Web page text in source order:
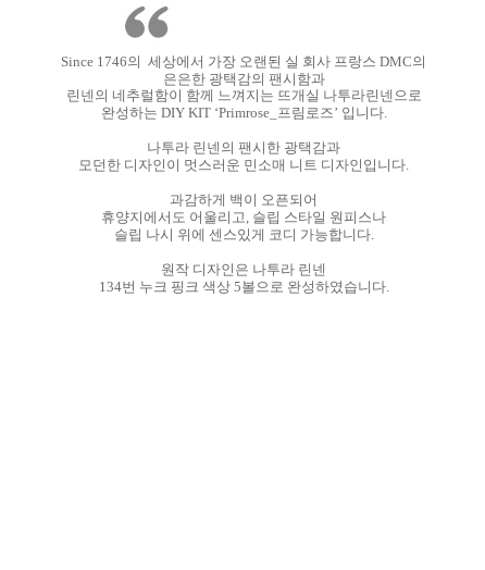
Since 1746의 세상에서 가장 오랜된 실 회사 프랑스 DMC의
은은한 광택감의 팬시함과
린넨의 네추럴함이 함께 느껴지는 뜨개실 나투라린넨으로
완성하는 DIY KIT ‘Primrose_프림로즈’ 입니다.
나투라 린넨의 팬시한 광택감과
모던한 디자인이 멋스러운 민소매 니트 디자인입니다.
과감하게 백이 오픈되어
휴양지에서도 어울리고, 슬립 스타일 원피스나
슬립 나시 위에 센스있게 코디 가능합니다.
원작 디자인은 나투라 린넨
134번 누크 핑크 색상 5볼으로 완성하였습니다.